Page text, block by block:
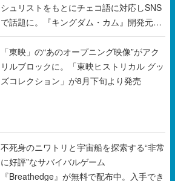
「東映」の“あのオープニング映像”がアク
リルブロックに。「東映ヒストリカル グッ
ズコレクション」が8月下旬より発売
『Breathedge』が無料で配布中。入手でき
る期間は8月10日まで